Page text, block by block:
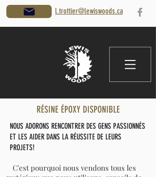
l.trottier@lewiswoods.ca
RÉSINE ÉPOXY DISPONIBLE
NOUS ADORONS RENCONTRER DES GENS PASSIONNÉS
ET LES AIDER DANS LA RÉUSSITE DE LEURS
PROJETS!
C'est pourquoi nous vendons tous les